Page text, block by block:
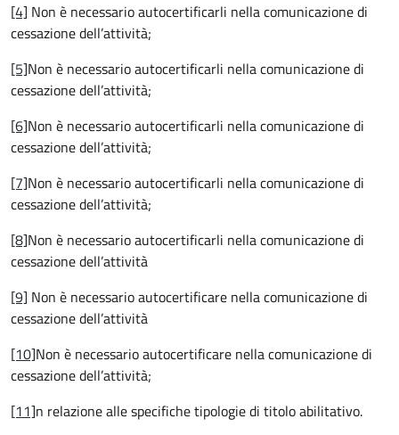
[4] Non è necessario autocertificarli nella comunicazione di
cessazione dell’attività;
[5]Non è necessario autocertificarli nella comunicazione di
cessazione dell’attività;
[6]Non è necessario autocertificarli nella comunicazione di
cessazione dell’attività;
[7]Non è necessario autocertificarli nella comunicazione di
cessazione dell’attività;
[8]Non è necessario autocertificarli nella comunicazione di
cessazione dell’attività
[9] Non è necessario autocertificare nella comunicazione di
cessazione dell’attività
[10]Non è necessario autocertificare nella comunicazione di
cessazione dell’attività;
[11]n relazione alle specifiche tipologie di titolo abilitativo.